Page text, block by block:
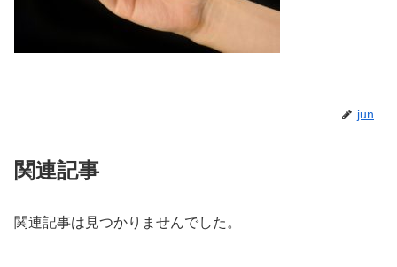
jun
関連記事
関連記事は見つかりませんでした。